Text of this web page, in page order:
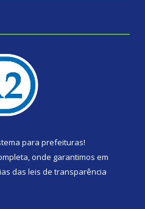
para prefeituras!
onde garantimos em
das leis de transparência